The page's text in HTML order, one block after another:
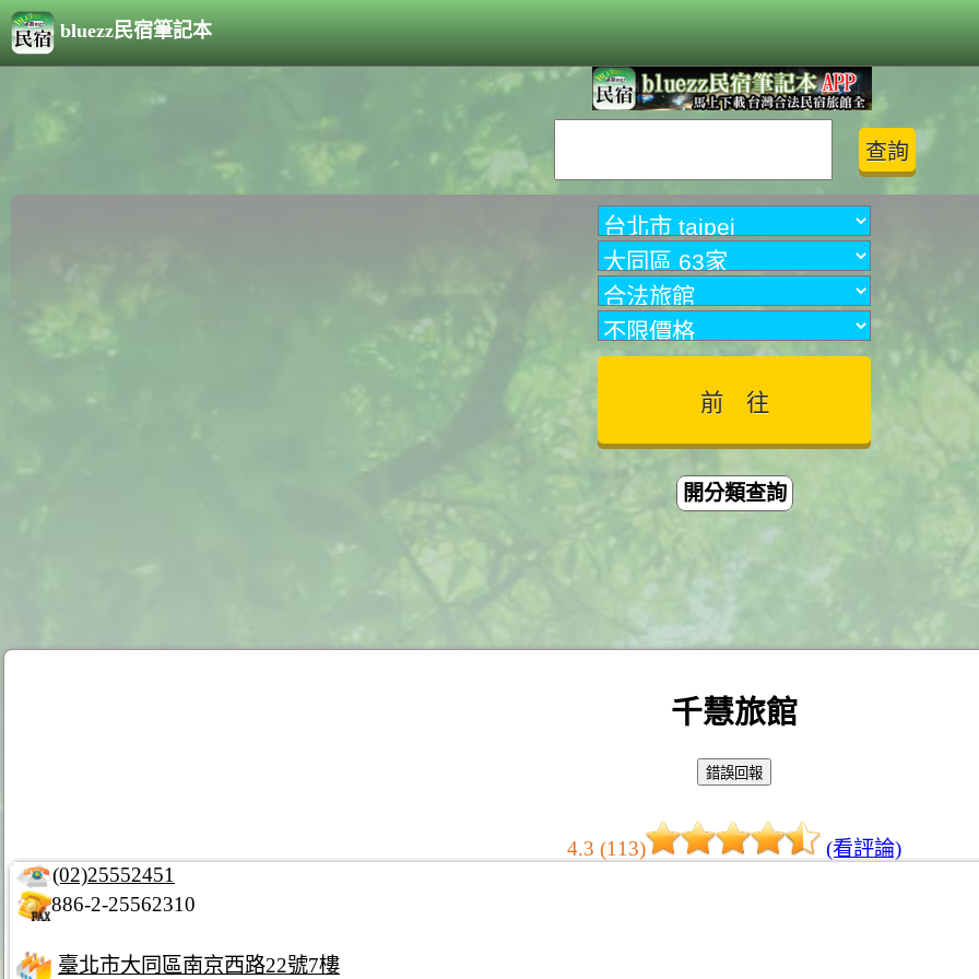
bluezz民宿筆記本
開分類查詢
千慧旅館
4.3 (113)
(看評論)
(02)25552451
886-2-25562310
臺北市大同區南京西路22號7樓